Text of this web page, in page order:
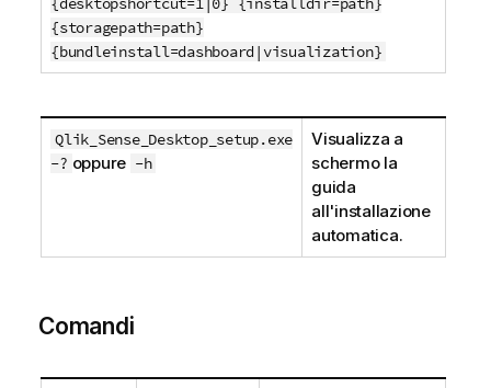
{storagepath=path}
{bundleinstall=dashboard|visualization}
Qlik_Sense_Desktop_setup.exe
-? oppure -h
Visualizza a
schermo la
guida
all'installazione
automatica.
Comandi